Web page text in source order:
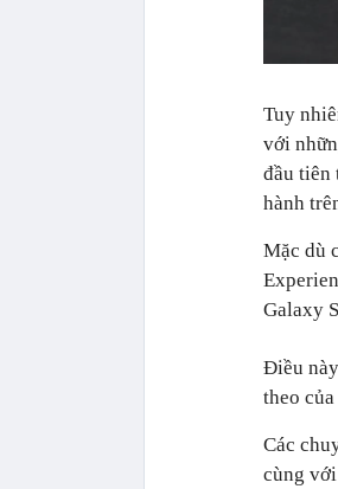
Tuy
với
đầu tiên
hành
Mặc dù
Galaxy
Điều
theo của
Các
cùng với